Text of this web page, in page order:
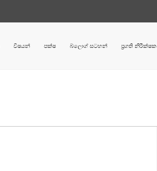
විෂයන් පක්ෂ බ්ලොග් සටහන් ප්‍රගති නිරීක්ෂක